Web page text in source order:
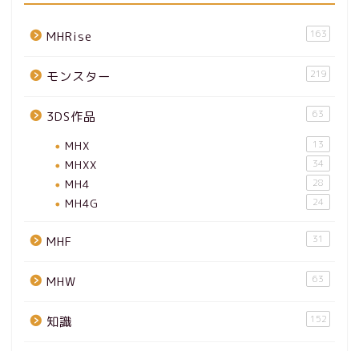
MHRise 163
モンスター 219
3DS作品 63
MHX 13
MHXX 34
MH4 28
MH4G 24
MHF 31
MHW 63
知識 152